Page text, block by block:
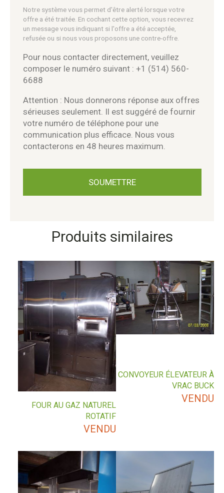
Notre système vous permet d'être alerté lorsque votre
offre a été traitée. En cochant cette option, vous recevrez
un message vous indiquant si l'offre a été acceptée,
refusée ou si nous vous proposons une contre-offre.
Pour nous contacter directement, veuillez
composer le numéro suivant : +1 (514) 560-
6688
Attention : Nous donnerons réponse aux offres
sérieuses seulement. Il est suggéré de fournir
votre numéro de téléphone pour une
communication plus efficace. Nous vous
contacterons en 48 heures maximum.
Produits similaires
CONVOYEUR ÉLEVATEUR À
VRAC BUCK
VENDU
FOUR AU GAZ NATUREL
ROTATIF
VENDU